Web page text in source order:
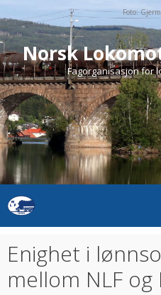
to
content
Foto:
Norsk
Fagorganisasjon for
Enighet i
mellom NLF og